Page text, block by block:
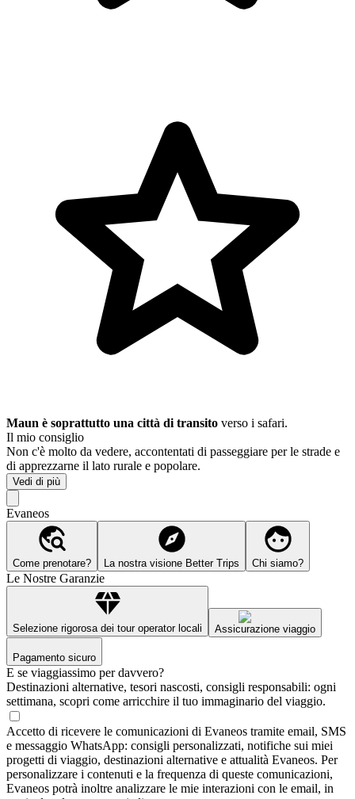
Maun è soprattutto una città di transito verso i safari.
Il mio consiglio
Non c'è molto da vedere, accontentati di passeggiare per le strade e
di apprezzarne il lato rurale e popolare.
Vedi di più
Evaneos
Come prenotare? La nostra visione Better Trips Chi siamo?
Le Nostre Garanzie
Selezione rigorosa dei tour operator locali Assicurazione viaggio
Pagamento sicuro
E se viaggiassimo per davvero?
Destinazioni alternative, tesori nascosti, consigli responsabili: ogni
settimana, scopri come arricchire il tuo immaginario del viaggio.
Accetto di ricevere le comunicazioni di Evaneos tramite email, SMS
e messaggio WhatsApp: consigli personalizzati, notifiche sui miei
progetti di viaggio, destinazioni alternative e attualità Evaneos. Per
personalizzare i contenuti e la frequenza di queste comunicazioni,
Evaneos potrà inoltre analizzare le mie interazioni con le email, in